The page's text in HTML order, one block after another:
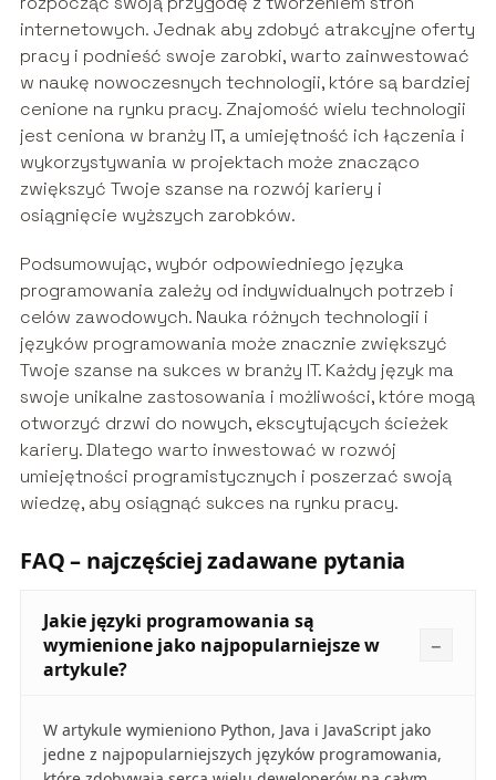
internetowych. Jednak aby zdobyć atrakcyjne oferty
pracy i podnieść swoje zarobki, warto zainwestować
w naukę nowoczesnych technologii, które są bardziej
cenione na rynku pracy. Znajomość wielu technologii
jest ceniona w branży IT, a umiejętność ich łączenia i
wykorzystywania w projektach może znacząco
zwiększyć Twoje szanse na rozwój kariery i
osiągnięcie wyższych zarobków.
Podsumowując, wybór odpowiedniego języka
programowania zależy od indywidualnych potrzeb i
celów zawodowych. Nauka różnych technologii i
języków programowania może znacznie zwiększyć
Twoje szanse na sukces w branży IT. Każdy język ma
swoje unikalne zastosowania i możliwości, które mogą
otworzyć drzwi do nowych, ekscytujących ścieżek
kariery. Dlatego warto inwestować w rozwój
umiejętności programistycznych i poszerzać swoją
wiedzę, aby osiągnąć sukces na rynku pracy.
FAQ – najczęściej zadawane pytania
Jakie języki programowania są
wymienione jako najpopularniejsze w
artykule?
W artykule wymieniono Python, Java i JavaScript jako
jedne z najpopularniejszych języków programowania,